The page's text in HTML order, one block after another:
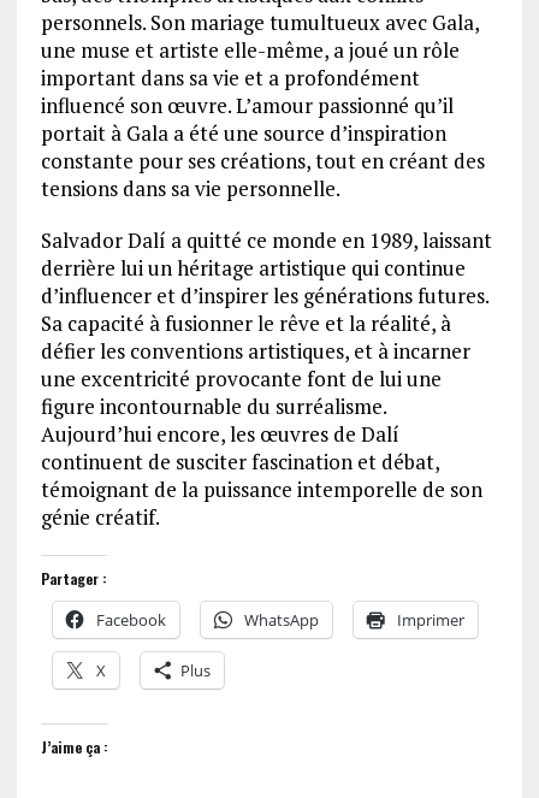
personnels. Son mariage tumultueux avec Gala,
une muse et artiste elle-même, a joué un rôle
important dans sa vie et a profondément
influencé son œuvre. L’amour passionné qu’il
portait à Gala a été une source d’inspiration
constante pour ses créations, tout en créant des
tensions dans sa vie personnelle.
Salvador Dalí a quitté ce monde en 1989, laissant
derrière lui un héritage artistique qui continue
d’influencer et d’inspirer les générations futures.
Sa capacité à fusionner le rêve et la réalité, à
défier les conventions artistiques, et à incarner
une excentricité provocante font de lui une
figure incontournable du surréalisme.
Aujourd’hui encore, les œuvres de Dalí
continuent de susciter fascination et débat,
témoignant de la puissance intemporelle de son
génie créatif.
Partager :
Facebook WhatsApp Imprimer
X Plus
J’aime ça :